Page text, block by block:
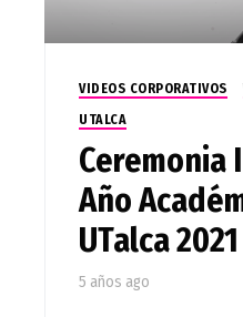
VIDEOS CORPORATIVOS
UTALCA
Ceremonia
Año
UTalca 2021
5 años ago